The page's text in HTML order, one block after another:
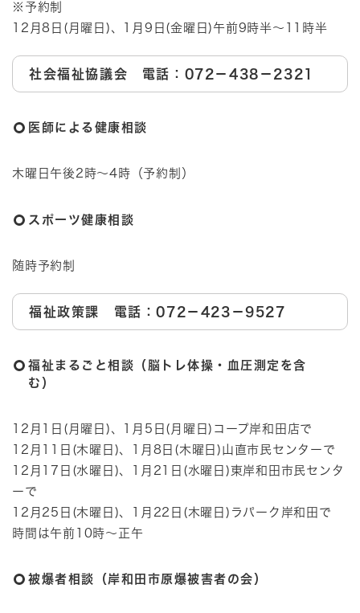
※予約制
12月8日(月曜日)、1月9日(金曜日)午前9時半～11時半
社会福祉協議会 電話：072－438－2321
医師による健康相談
木曜日午後2時～4時（予約制）
スポーツ健康相談
随時予約制
福祉政策課 電話：072－423－9527
福祉まるごと相談（脳トレ体操・血圧測定を含
む）
12月1日(月曜日)、1月5日(月曜日)コープ岸和田店で
12月11日(木曜日)、1月8日(木曜日)山直市民センターで
12月17日(水曜日)、1月21日(水曜日)東岸和田市民センタ
ーで
12月25日(木曜日)、1月22日(木曜日)ラパーク岸和田で
時間は午前10時～正午
被爆者相談（岸和田市原爆被害者の会）